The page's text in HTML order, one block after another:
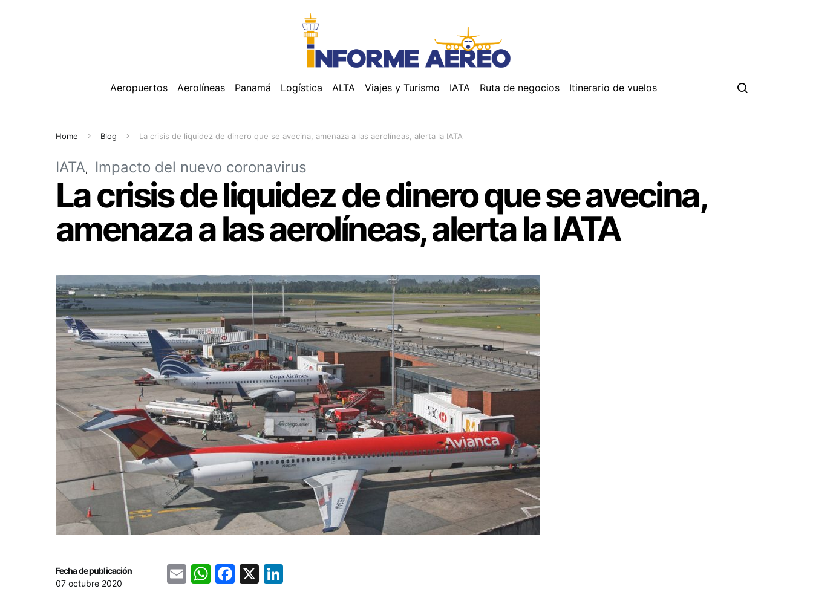
Aeropuertos Aerolíneas Panamá Logística ALTA Viajes y Turismo IATA Ruta de negocios Itinerario de vuelos
Home Blog La crisis de liquidez de dinero que se avecina, amenaza a las aerolíneas, alerta la IATA
IATA Impacto del nuevo coronavirus
La crisis de liquidez de dinero que se avecina,
amenaza a las aerolíneas, alerta la IATA
Fecha de publicación
07 octubre 2020
EmailWhatsApp
Facebook
X